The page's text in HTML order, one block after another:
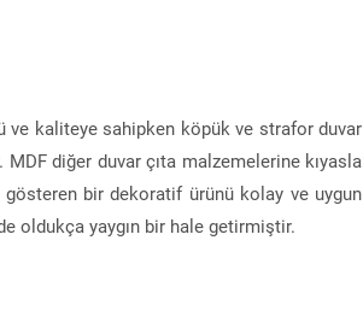
ve kaliteye sahipken köpük ve strafor duvar
diğer duvar çıta malzemelerine kıyasla
bir dekoratif ürünü kolay ve uygun
oldukça yaygın bir hale getirmiştir.